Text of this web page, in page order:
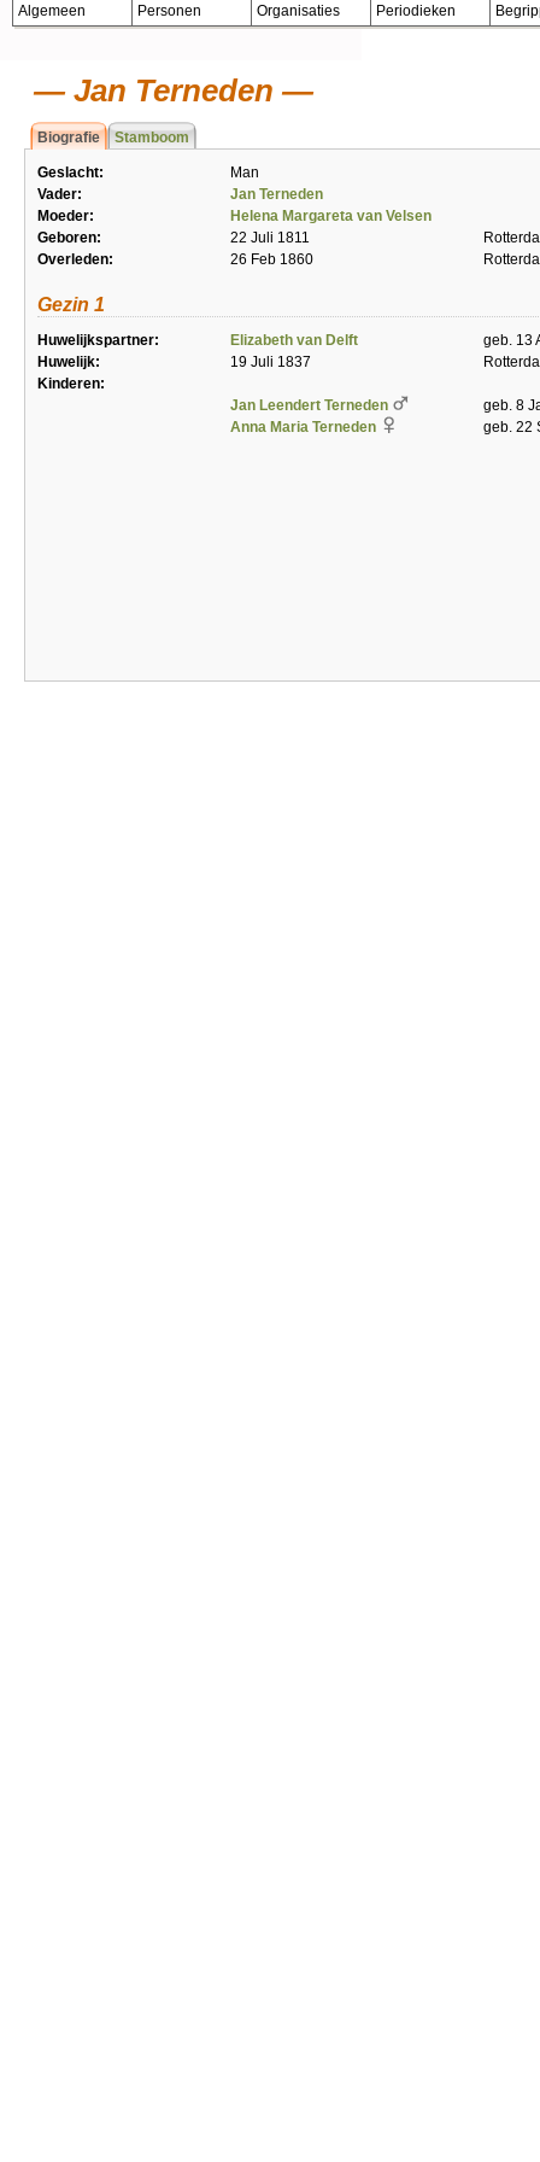
Algemeen Personen Organisaties Periodieken
Jan Terneden
Biografie Stamboom
Geslacht:
Man
Vader:
Jan Terneden
Moeder:
Helena Margareta van Velsen
Geboren:
22 Juli 1811
Overleden:
26 Feb 1860
Gezin 1
Huwelijkspartner: Elizabeth van Delft
geb. 13
Huwelijk:
19 Juli 1837
Kinderen:
Jan Leendert Terneden
geb. 8
Anna Maria Terneden
geb. 22